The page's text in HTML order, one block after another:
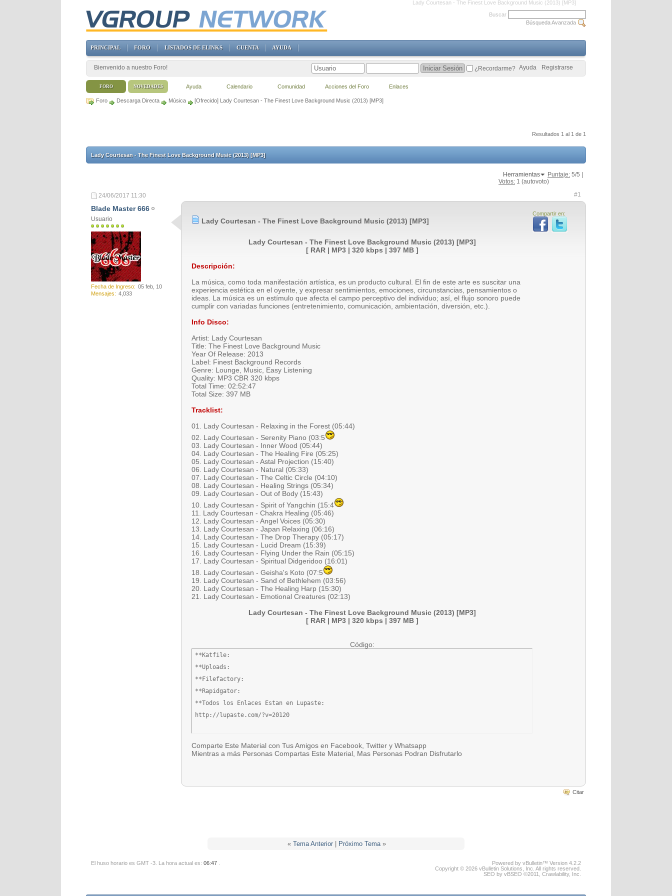
Lady Courtesan - The Finest Love Background Music (2013) [MP3]
Foro Descarga Directa Música [Ofrecido] Lady Courtesan - The Finest Love Background Music (2013) [MP3]
Resultados 1 al 1 de 1
Lady Courtesan - The Finest Love Background Music (2013) [MP3]
Herramientas Puntaje: 5/5 |
Votos: 1 (autovoto)
24/06/2017 11:30 #1
Blade Master 666
Usuario
Fecha de Ingreso
05 feb, 10
Mensajes
4,033
Compartir en:
Lady Courtesan - The Finest Love Background Music (2013) [MP3]
Lady Courtesan - The Finest Love Background Music (2013) [MP3]
[ RAR | MP3 | 320 kbps | 397 MB ]
Descripción:
La música, como toda manifestación artística, es un producto cultural. El fin de este arte es suscitar una
experiencia estética en el oyente, y expresar sentimientos, emociones, circunstancias, pensamientos o
ideas. La música es un estímulo que afecta el campo perceptivo del individuo; así, el flujo sonoro puede
cumplir con variadas funciones (entretenimiento, comunicación, ambientación, diversión, etc.).
Info Disco:
Artist: Lady Courtesan
Title: The Finest Love Background Music
Year Of Release: 2013
Label: Finest Background Records
Genre: Lounge, Music, Easy Listening
Quality: MP3 CBR 320 kbps
Total Time: 02:52:47
Total Size: 397 MB
Tracklist:
01. Lady Courtesan - Relaxing in the Forest (05:44)
02. Lady Courtesan - Serenity Piano (03:5
03. Lady Courtesan - Inner Wood (05:44)
04. Lady Courtesan - The Healing Fire (05:25)
05. Lady Courtesan - Astal Projection (15:40)
06. Lady Courtesan - Natural (05:33)
07. Lady Courtesan - The Celtic Circle (04:10)
08. Lady Courtesan - Healing Strings (05:34)
09. Lady Courtesan - Out of Body (15:43)
10. Lady Courtesan - Spirit of Yangchin (15:4
11. Lady Courtesan - Chakra Healing (05:46)
12. Lady Courtesan - Angel Voices (05:30)
13. Lady Courtesan - Japan Relaxing (06:16)
14. Lady Courtesan - The Drop Therapy (05:17)
15. Lady Courtesan - Lucid Dream (15:39)
16. Lady Courtesan - Flying Under the Rain (05:15)
17. Lady Courtesan - Spiritual Didgeridoo (16:01)
18. Lady Courtesan - Geisha's Koto (07:5
19. Lady Courtesan - Sand of Bethlehem (03:56)
20. Lady Courtesan - The Healing Harp (15:30)
21. Lady Courtesan - Emotional Creatures (02:13)
Lady Courtesan - The Finest Love Background Music (2013) [MP3]
[ RAR | MP3 | 320 kbps | 397 MB ]
Código:
**Katfile:
**Uploads:
**Filefactory:
**Rapidgator:
**Todos los Enlaces Estan en Lupaste:
http://lupaste.com/?v=20120
Comparte Este Material con Tus Amigos en Facebook, Twitter y Whatsapp
Mientras a más Personas Compartas Este Material, Mas Personas Podran Disfrutarlo
Citar
« Tema Anterior| Próximo Tema »
El huso horario es GMT -3. La hora actual es: 06:47
Powered by vBulletin™ Version 4.2.2
Copyright © 2026 vBulletin Solutions, Inc. All rights reserved.
SEO by vBSEO ©2011, Crawlability, Inc.
Buscar
Búsqueda Avanzada
PRINCIPAL FORO LISTADOS DE ELINKS CUENTA AYUDA
Bienvenido a nuestro Foro! Registrarse
Ayuda
¿Recordarme?
FORO Ayuda Calendario Comunidad Acciones del Foro Enlaces
NOVEDADES